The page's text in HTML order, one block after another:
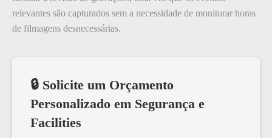
relevantes são capturados sem a necessidade de monitorar horas
de filmagens desnecessárias.
🔒 Solicite um Orçamento
Personalizado em Segurança e
Facilities